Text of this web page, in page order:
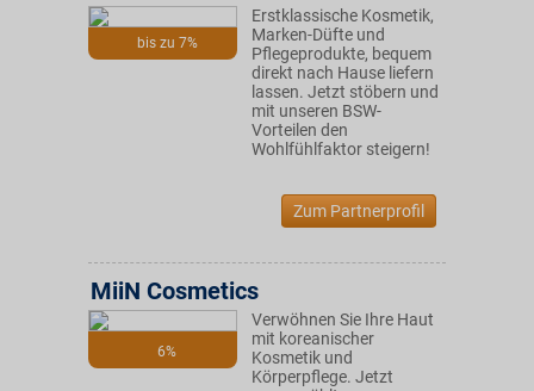
bis zu 7%
Erstklassische Kosmetik,
Marken-Düfte und
Pflegeprodukte, bequem
direkt nach Hause liefern
lassen. Jetzt stöbern und
mit unseren BSW-
Vorteilen den
Wohlfühlfaktor steigern!
Zum Partnerprofil
6%
MiiN Cosmetics
Verwöhnen Sie Ihre Haut
mit koreanischer
Kosmetik und
Körperpflege. Jetzt